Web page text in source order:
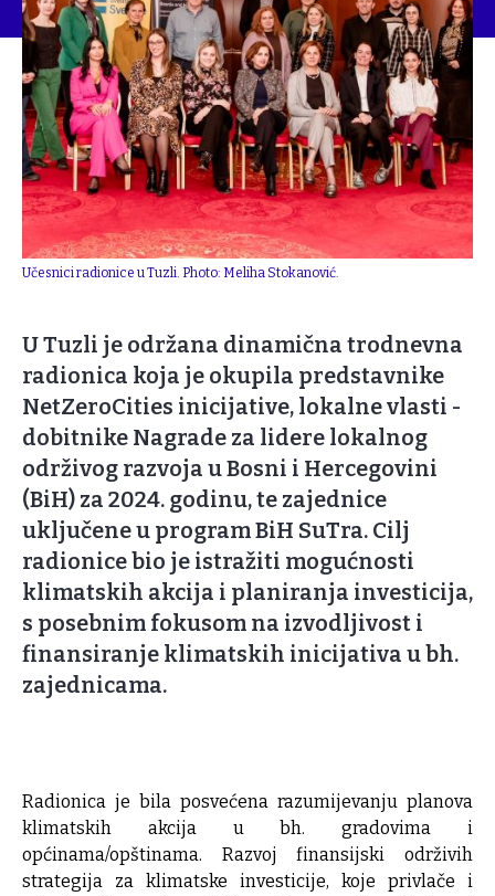
Učesnici radionice u Tuzli. Photo: Meliha Stokanović.
U Tuzli je održana dinamična trodnevna
radionica koja je okupila predstavnike
NetZeroCities inicijative, lokalne vlasti -
dobitnike Nagrade za lidere lokalnog
održivog razvoja u Bosni i Hercegovini
(BiH) za 2024. godinu, te zajednice
uključene u program BiH SuTra. Cilj
radionice bio je istražiti mogućnosti
klimatskih akcija i planiranja investicija,
s posebnim fokusom na izvodljivost i
finansiranje klimatskih inicijativa u bh.
zajednicama.
Radionica je bila posvećena razumijevanju planova
klimatskih akcija u bh. gradovima i
općinama/opštinama. Razvoj finansijski održivih
strategija za klimatske investicije, koje privlače i